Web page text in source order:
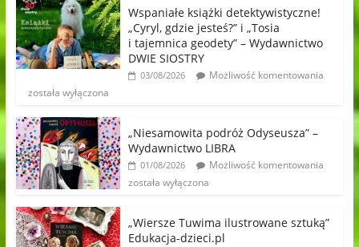
Wspaniałe książki detektywistyczne!
„Cyryl, gdzie jesteś?” i „Tosia
i tajemnica geodety” – Wydawnictwo
DWIE SIOSTRY
03/08/2026
Możliwość komentowania
została wyłączona
„Niesamowita podróż Odyseusza” –
Wydawnictwo LIBRA
01/08/2026
Możliwość komentowania
została wyłączona
„Wiersze Tuwima ilustrowane sztuką”
Edukacja-dzieci.pl